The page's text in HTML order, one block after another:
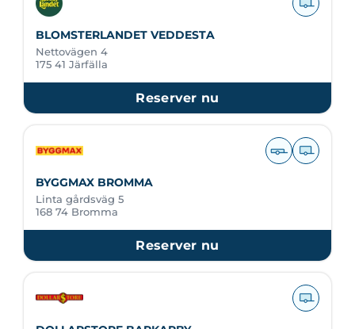
BLOMSTERLANDET VEDDESTA
Nettovägen 4
175 41 Järfälla
Reserver nu
BYGGMAX BROMMA
Linta gårdsväg 5
168 74 Bromma
Reserver nu